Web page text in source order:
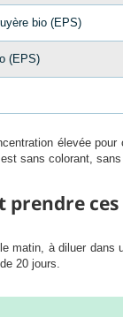
bio (EPS)
(EPS)
élevée
sans colorant,
prendre
matin, à diluer
20 jours.